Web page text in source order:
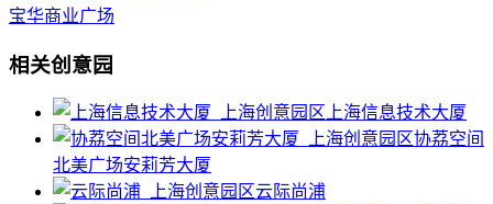
宝华商业广场
相关创意园
上海信息技术大厦
协荔空间
北美广场安莉芳大厦
云际尚浦